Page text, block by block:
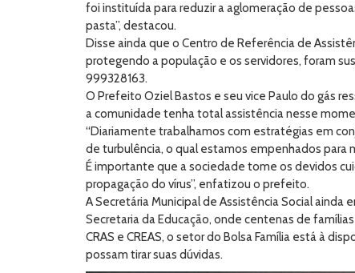
foi instituída para reduzir a aglomeração de
pasta”, destacou.
Disse ainda que o Centro de Referência de
protegendo a população e os servidores, foram
999328163.
O Prefeito Oziel Bastos e seu vice Paulo do gás
a comunidade tenha total assistência nesse
“Diariamente trabalhamos com estratégias em
de turbulência, o qual estamos empenhados para
É importante que a sociedade tome os devidos
propagação do vírus”, enfatizou o prefeito.
A Secretária Municipal de Assistência Social
Secretaria da Educação, onde centenas de
CRAS e CREAS, o setor do Bolsa Família está à
possam tirar suas dúvidas.